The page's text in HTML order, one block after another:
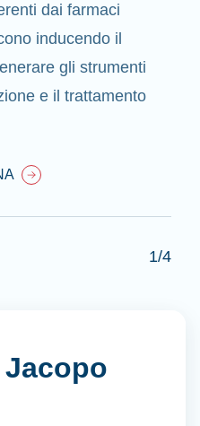
dai farmaci
inducendo il
gli strumenti
e il trattamento
1/4